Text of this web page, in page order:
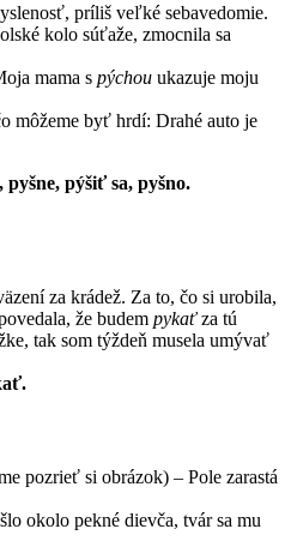
príliš veľké sebavedomie.
kolo súťaže, zmocnila sa
mama s pýchou ukazuje moju
môžeme byť hrdí: Drahé auto je
pyšne, pýšiť sa, pyšno.
za krádež. Za to, čo si urobila,
že budem pykaťza tú
tak som týždeň musela umývať
pozrieť si obrázok) – Pole zarastá
okolo pekné dievča, tvár sa mu